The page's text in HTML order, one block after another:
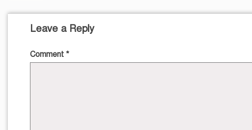
Leave a Reply
Comment *